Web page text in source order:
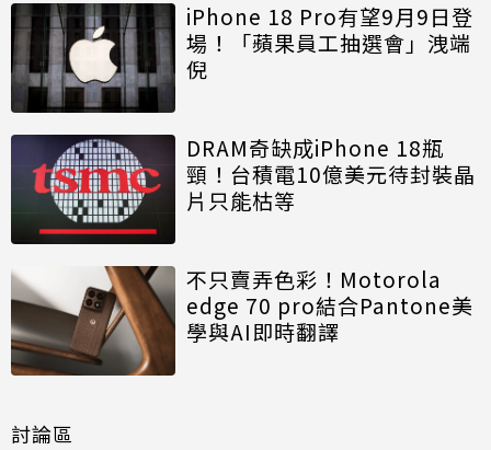
iPhone 18 Pro有望9月9日登
場！「蘋果員工抽選會」洩端
倪
DRAM奇缺成iPhone 18瓶
頸！台積電10億美元待封裝晶
片只能枯等
不只賣弄色彩！Motorola
edge 70 pro結合Pantone美
學與AI即時翻譯
討論區